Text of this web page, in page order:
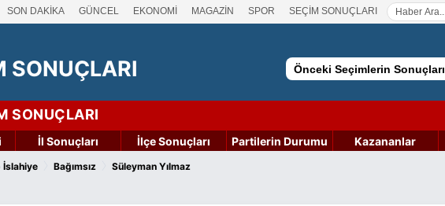
SON DAKİKA GÜNCEL EKONOMİ MAGAZİN SPOR SEÇİM SONUÇLARI
SONUÇLARI Önceki Seçimlerin Sonuçları
SONUÇLARI
İl Sonuçları İlçe Sonuçları Partilerin Durumu Kazananlar
İslahiye Bağımsız Süleyman Yılmaz